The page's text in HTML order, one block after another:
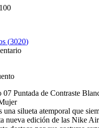
(3020)
Puntada de Contraste
silueta atemporal que
nueva edición de las Nike